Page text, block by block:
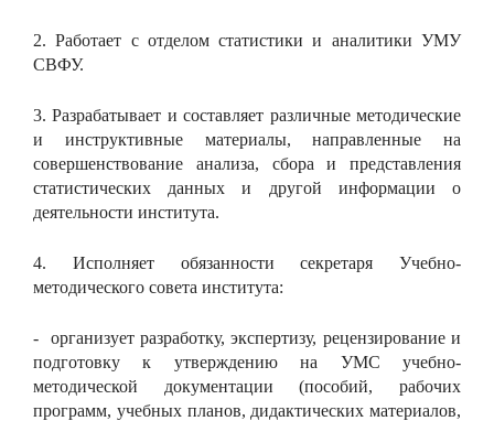
2. Работает с отделом статистики и аналитики УМУ
СВФУ.
3. Разрабатывает и составляет различные методические
и инструктивные материалы, направленные на
совершенствование анализа, сбора и представления
статистических данных и другой информации о
деятельности института.
4. Исполняет обязанности секретаря Учебно-
методического совета института:
- организует разработку, экспертизу, рецензирование и
подготовку к утверждению на УМС учебно-
методической документации (пособий, рабочих
программ, учебных планов, дидактических материалов,